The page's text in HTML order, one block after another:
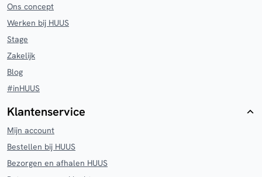
Ons concept
Werken bij HUUS
Stage
Zakelijk
Blog
#inHUUS
Klantenservice
Mijn account
Bestellen bij HUUS
Bezorgen en afhalen HUUS